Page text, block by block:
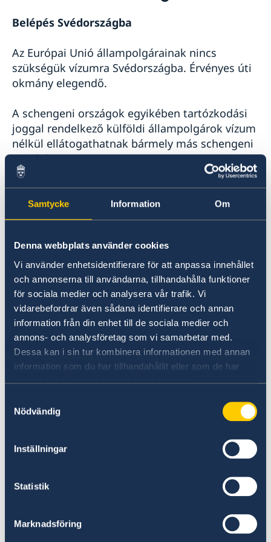
Samtycke Information Om
Denna webbplats använder cookies
Vi använder enhetsidentifierare för att anpassa innehållet
och annonserna till användarna, tillhandahålla funktioner
för sociala medier och analysera vår trafik. Vi
vidarebefordrar även sådana identifierare och annan
information från din enhet till de sociala medier och
annons- och analysföretag som vi samarbetar med.
Dessa kan i sin tur kombinera informationen med annan
information som du har tillhandahållit eller som de har
samlat in när du har använt deras tjänster.
Nödvändig
Inställningar
Statistik
Marknadsföring
Költözés Svédországban élő személyhez
Belépés Svédországba
Az Európai Unió állampolgárainak nincs
szükségük vízumra Svédországba. Érvényes úti
okmány elegendő.
A schengeni országok egyikében tartózkodási
joggal rendelkező külföldi állampolgárok vízum
nélkül ellátogathatnak bármely más schengeni
országba.
A Schengeni Egyezményben nem részes
országok állampolgárainak vízumra van
szükségük a Svédországba való belépéshez. A
vízumkérelemmel kapcsolatos információk a
Svéd Bevándorlási Hivatal weboldalán
található.
Svédország budapesti nagykövetsége nem
foglalkozik vízum-, migrációs vagy menedékjogi
ügyekkel. Ezért kérjük, vegye fel a kapcsolatot a
következő európai svéd nagykövetségek
egyikével:Athén ,Berlin,Madrid,Párizs vagy
(Migrationsverket) is.
Háziállat behozatala Svédországba
Az állatok Svédországba történő behozatalával
kapcsolatos információk a
(Jordbruksverket) és a
(Tullverket) honlapján érhetők el.